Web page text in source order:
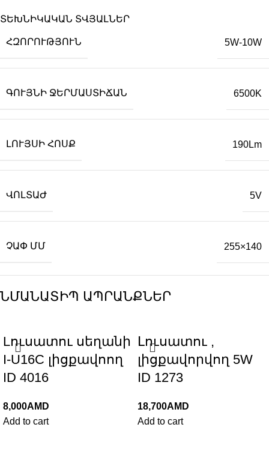
ՏԵԽՆԻԿԱԿԱՆ ՏՎՅԱԼՆԵՐ
ՀԶՈՐՈՒԹՅՈՒՆ 5W-10W
ԳՈՒՅՆԻ ՋԵՐՄԱՍՏԻՃԱՆ 6500K
ԼՈՒՅՍԻ ՀՈՍՔ 190Lm
ՎՈԼՏԱԺ 5V
ՉԱՓ ՄՄ 255×140
ՆՄԱՆԱՏԻՊ ԱՊՐԱՆՔՆԵՐ
Lուսատու սեղանի
I-U16C լիցքավոող
ID 4016
8,000AMD
Add to cart
Լուսատու ,
լիցքավորվող 5W
ID 1273
18,700AMD
Add to cart